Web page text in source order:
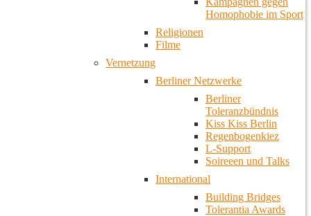
Homophobie im Sport
Religionen
Filme
Vernetzung
Berliner Netzwerke
Berliner
Toleranzbündnis
Kiss Kiss Berlin
Regenbogenkiez
L-Support
Soireeen und Talks
International
Building Bridges
Tolerantia Awards